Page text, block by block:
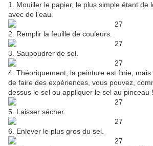
1. Mouiller le papier, le plus simple étant de
avec de l'eau.
2. Remplir la feuille de couleurs.
3. Saupoudrer de sel.
4. Théoriquement, la peinture est finie,
de faire des expériences, vous pouvez,
dessus le sel ou appliquer le sel au pinceau !
5. Laisser sécher.
6. Enlever le plus gros du sel.